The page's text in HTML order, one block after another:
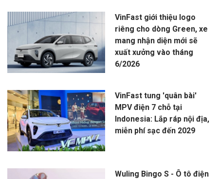
VinFast giới thiệu logo
riêng cho dòng Green, xe
mang nhận diện mới sẽ
xuất xưởng vào tháng
6/2026
VinFast tung 'quân bài'
MPV điện 7 chỗ tại
Indonesia: Lắp ráp nội địa,
miễn phí sạc đến 2029
Wuling Bingo S - Ô tô điện